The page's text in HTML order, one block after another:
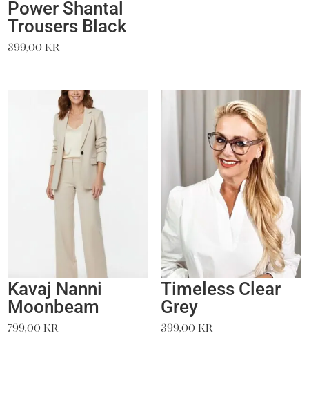
Power Shantal
Trousers Black
399,00kr
Kavaj Nanni
Moonbeam
799,00kr
Timeless Clear
Grey
399,00 kr